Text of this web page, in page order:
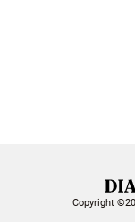
Copyright